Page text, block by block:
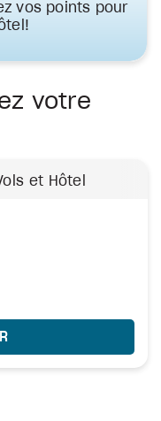
vos points pour
votre
et Hôtel